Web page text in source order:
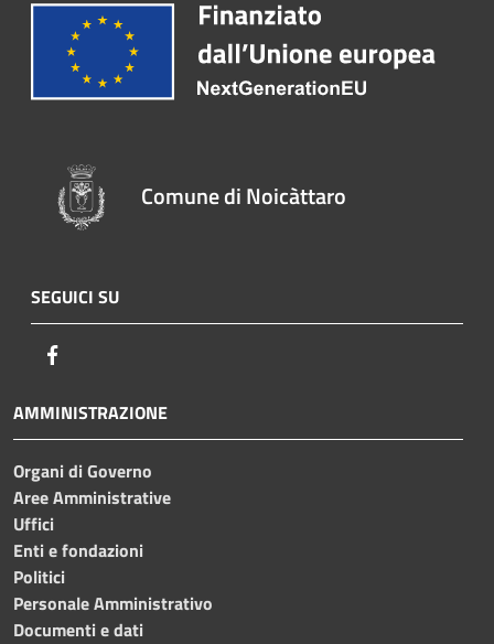
Comune di Noicàttaro
SEGUICI SU
AMMINISTRAZIONE
Organi di Governo
Aree Amministrative
Uffici
Enti e fondazioni
Politici
Personale Amministrativo
Documenti e dati